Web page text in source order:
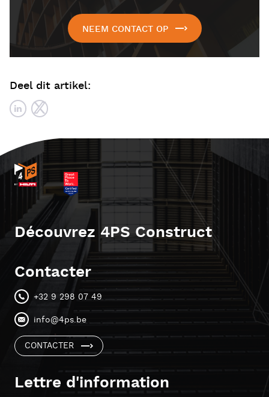
NEEM CONTACT OP
Deel dit artikel:
Découvrez 4PS Construct
Contacter
+32 9 298 07 49
info@4ps.be
CONTACTER
Lettre d'information